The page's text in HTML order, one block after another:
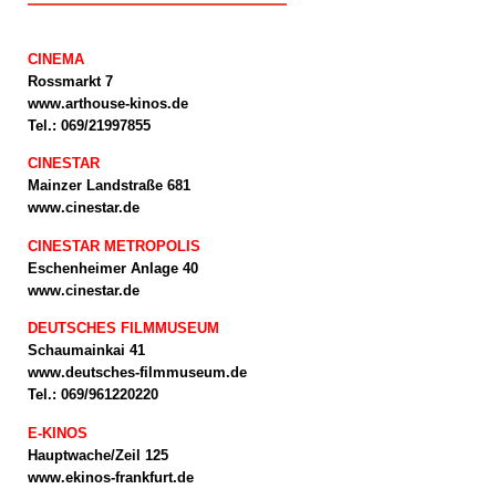
CINEMA
Rossmarkt 7
www.arthouse-kinos.de
Tel.: 069/21997855
CINESTAR
Mainzer Landstraße 681
www.cinestar.de
CINESTAR METROPOLIS
Eschenheimer Anlage 40
www.cinestar.de
DEUTSCHES FILMMUSEUM
Schaumainkai 41
www.deutsches-filmmuseum.de
Tel.: 069/961220220
E-KINOS
Hauptwache/Zeil 125
www.ekinos-frankfurt.de